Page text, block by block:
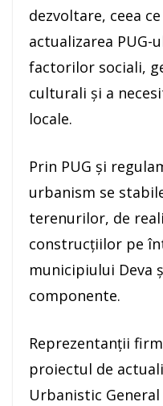
dezvoltare, ceea
actualizarea PUG-
factorilor sociali,
culturali și a
locale.
Prin PUG şi
urbanism se
terenurilor, de
construcţiilor pe
municipiului Deva
componente.
Reprezentanții
proiectul de
Urbanistic